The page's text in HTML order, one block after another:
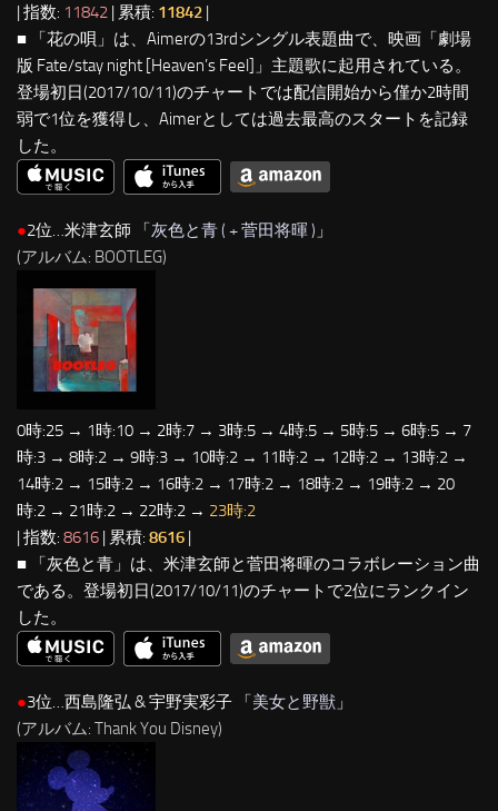
| 指数: 11842 | 累積: 11842 |
■ 「花の唄」は、Aimerの13rdシングル表題曲で、映画「劇場
版 Fate/stay night [Heaven’s Feel]」主題歌に起用されている。
登場初日(2017/10/11)のチャートでは配信開始から僅か2時間
弱で1位を獲得し、Aimerとしては過去最高のスタートを記録
した。
●2位…米津玄師 「灰色と青 ( + 菅田将暉 ) 」
(アルバム: BOOTLEG)
0時:25 → 1時:10 → 2時:7 → 3時:5 → 4時:5 → 5時:5 → 6時:5 → 7
時:3 → 8時:2 → 9時:3 → 10時:2 → 11時:2 → 12時:2 → 13時:2 →
14時:2 → 15時:2 → 16時:2 → 17時:2 → 18時:2 → 19時:2 → 20
時:2 → 21時:2 → 22時:2 → 23時:2
| 指数: 8616 | 累積: 8616 |
■ 「灰色と青」は、米津玄師と菅田将暉のコラボレーション曲
である。登場初日(2017/10/11)のチャートで2位にランクイン
した。
●3位…西島隆弘 & 宇野実彩子 「美女と野獣 」
(アルバム: Thank You Disney)